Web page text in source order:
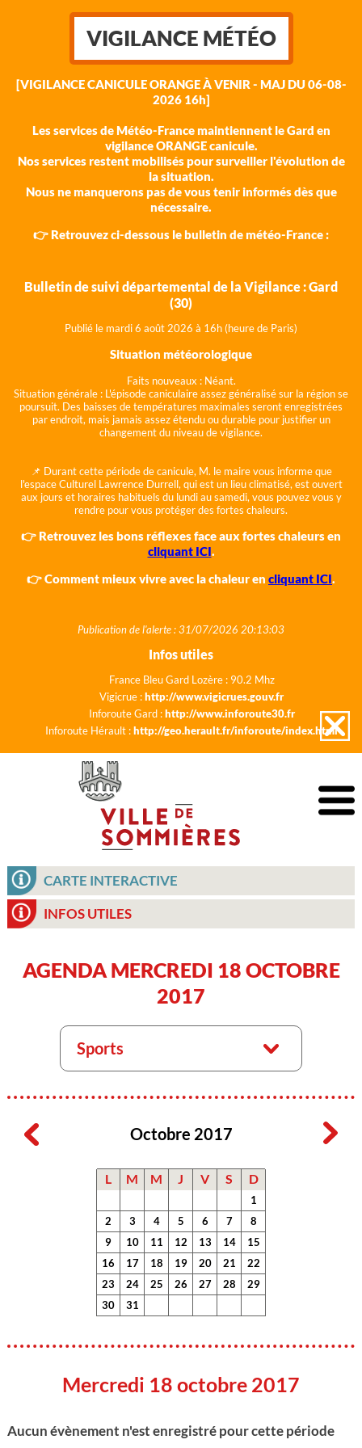
VIGILANCE MÉTÉO
[VIGILANCE CANICULE ORANGE À VENIR - MAJ DU 06-08-
2026 16h]
Les services de Météo-France maintiennent le Gard en
vigilance ORANGE canicule.
Nos services restent mobilisés pour surveiller l'évolution de
la situation.
Nous ne manquerons pas de vous tenir informés dès que
nécessaire.
👉 Retrouvez ci-dessous le bulletin de météo-France :
Bulletin de suivi départemental de la Vigilance : Gard
(30)
Publié le mardi 6 août 2026 à 16h (heure de Paris)
Situation météorologique
Faits nouveaux : Néant.
Situation générale : L'épisode caniculaire assez généralisé sur la région se
poursuit. Des baisses de températures maximales seront enregistrées
par endroit, mais jamais assez étendu ou durable pour justifier un
changement du niveau de vigilance.
📌 Durant cette période de canicule, M. le maire vous informe que
l'espace Culturel Lawrence Durrell, qui est un lieu climatisé, est ouvert
aux jours et horaires habituels du lundi au samedi, vous pouvez vous y
rendre pour vous protéger des fortes chaleurs.
👉 Retrouvez les bons réflexes face aux fortes chaleurs en
cliquant ICI.
👉 Comment mieux vivre avec la chaleur en cliquant ICI.
Publication de l'alerte : 31/07/2026 20:13:03
Infos utiles
France Bleu Gard Lozère : 90.2 Mhz
Vigicrue :http://www.vigicrues.gouv.fr
Inforoute Gard :http://www.inforoute30.fr
Inforoute Hérault :http://geo.herault.fr/inforoute/index.html
CARTE INTERACTIVE
INFOS UTILES
AGENDA MERCREDI 18 OCTOBRE
2017
Sports
Octobre 2017
L M M J V S D
1
2
3 4 5 6 7
8
9
10 11 12 13 14
15
16
17 18 19 20 21
22
23
24 25 26 27 28
29
30
31
Mercredi 18 octobre 2017
Aucun évènement n'est enregistré pour cette période